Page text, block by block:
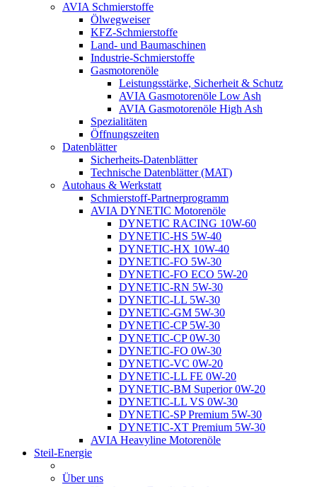
AVIA Schmierstoffe
Ölwegweiser
KFZ-Schmierstoffe
Land- und Baumaschinen
Industrie-Schmierstoffe
Gasmotorenöle
Leistungsstärke, Sicherheit & Schutz
AVIA Gasmotorenöle Low Ash
AVIA Gasmotorenöle High Ash
Spezialitäten
Öffnungszeiten
Datenblätter
Sicherheits-Datenblätter
Technische Datenblätter (MAT)
Autohaus & Werkstatt
Schmierstoff-Partnerprogramm
AVIA DYNETIC Motorenöle
DYNETIC RACING 10W-60
DYNETIC-HS 5W-40
DYNETIC-HX 10W-40
DYNETIC-FO 5W-30
DYNETIC-FO ECO 5W-20
DYNETIC-RN 5W-30
DYNETIC-LL 5W-30
DYNETIC-GM 5W-30
DYNETIC-CP 5W-30
DYNETIC-CP 0W-30
DYNETIC-FO 0W-30
DYNETIC-VC 0W-20
DYNETIC-LL FE 0W-20
DYNETIC-BM Superior 0W-20
DYNETIC-LL VS 0W-30
DYNETIC-SP Premium 5W-30
DYNETIC-XT Premium 5W-30
AVIA Heavyline Motorenöle
Steil-Energie
Über uns